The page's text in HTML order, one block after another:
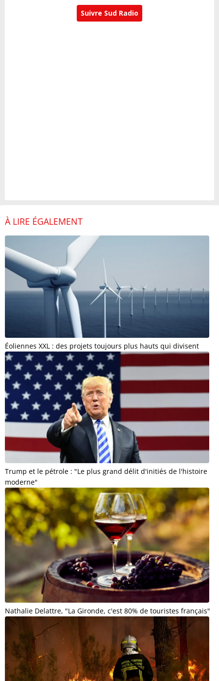
Suivre Sud Radio
À LIRE ÉGALEMENT
Éoliennes XXL : des projets toujours plus hauts qui divisent
Trump et le pétrole : "Le plus grand délit d'initiés de l'histoire
moderne"
Nathalie Delattre, "La Gironde, c'est 80% de touristes français"